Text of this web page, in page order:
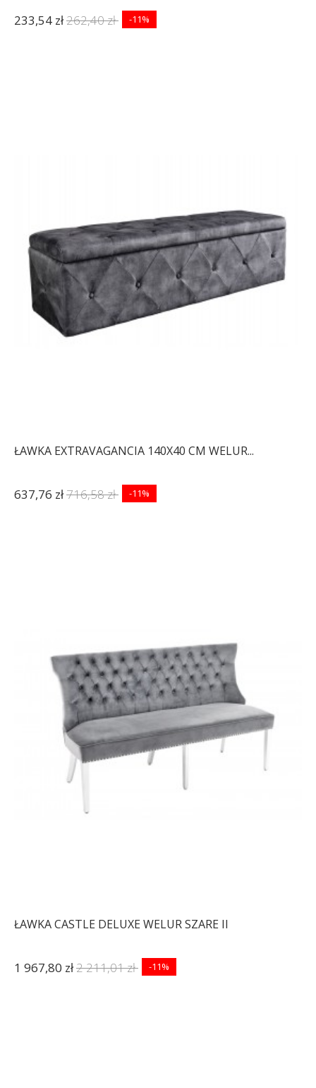
233,54 zł262,40 zł -11%
ŁAWKA EXTRAVAGANCIA 140X40 CM WELUR...
637,76 zł716,58 zł -11%
ŁAWKA CASTLE DELUXE WELUR SZARE II
1 967,80 zł2 211,01 zł -11%